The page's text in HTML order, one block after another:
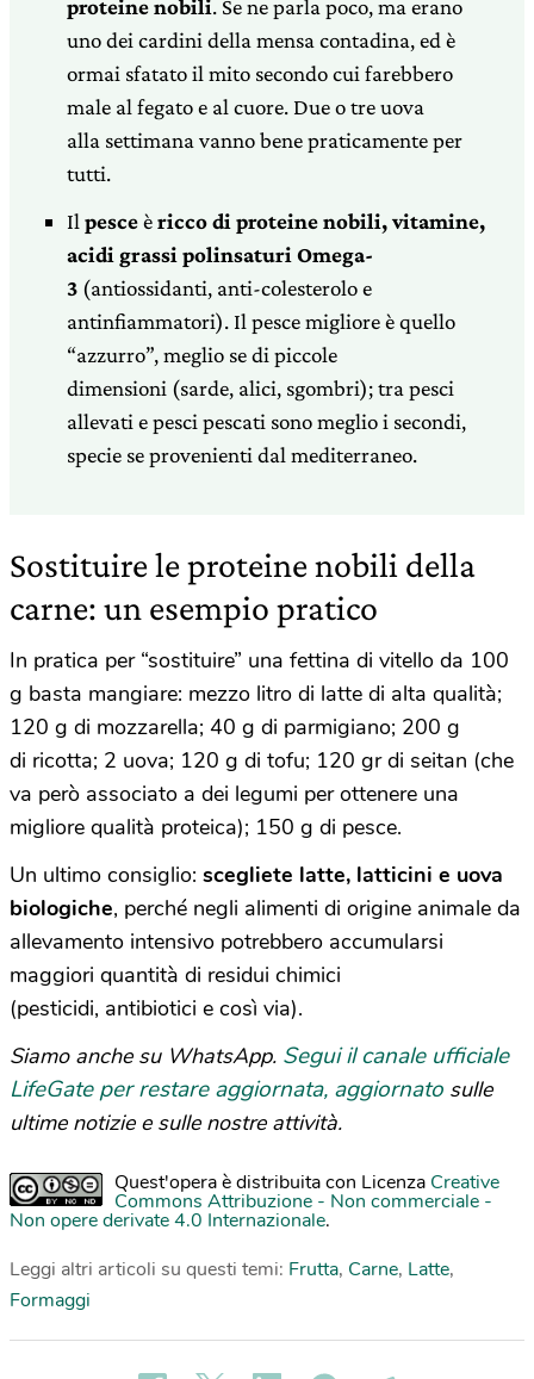
proteine nobili. Se ne parla poco, ma erano
uno dei cardini della mensa contadina, ed è
ormai sfatato il mito secondo cui farebbero
male al fegato e al cuore. Due o tre uova
alla settimana vanno bene praticamente per
tutti.
Ilpesceèricco di proteine nobili, vitamine,
acidi grassi polinsaturi Omega-
3 (antiossidanti, anti-colesterolo e
antinfiammatori). Il pesce migliore è quello
“azzurro”, meglio se di piccole
dimensioni (sarde, alici, sgombri); tra pesci
allevati e pesci pescati sono meglio i secondi,
specie se provenienti dal mediterraneo.
Sostituire le proteine nobili della
carne: un esempio pratico
In pratica per “sostituire” una fettina di vitello da 100
g basta mangiare: mezzo litro di latte di alta qualità;
120 g di mozzarella; 40 g di parmigiano; 200 g
di ricotta; 2 uova; 120 g di tofu; 120 gr di seitan (che
va però associato a dei legumi per ottenere una
migliore qualità proteica); 150 g di pesce.
Un ultimo consiglio: scegliete latte, latticini e uova
biologiche, perché negli alimenti di origine animale da
allevamento intensivo potrebbero accumularsi
maggiori quantità di residui chimici
(pesticidi, antibiotici e così via).
Siamo anche su WhatsApp. Segui il canale ufficiale
LifeGate per restare aggiornata, aggiornato sulle
ultime notizie e sulle nostre attività.
Quest'opera è distribuita con Licenza Creative
Commons Attribuzione - Non commerciale -
Non opere derivate 4.0 Internazionale.
Leggi altri articoli su questi temi: Frutta, Carne, Latte,
Formaggi